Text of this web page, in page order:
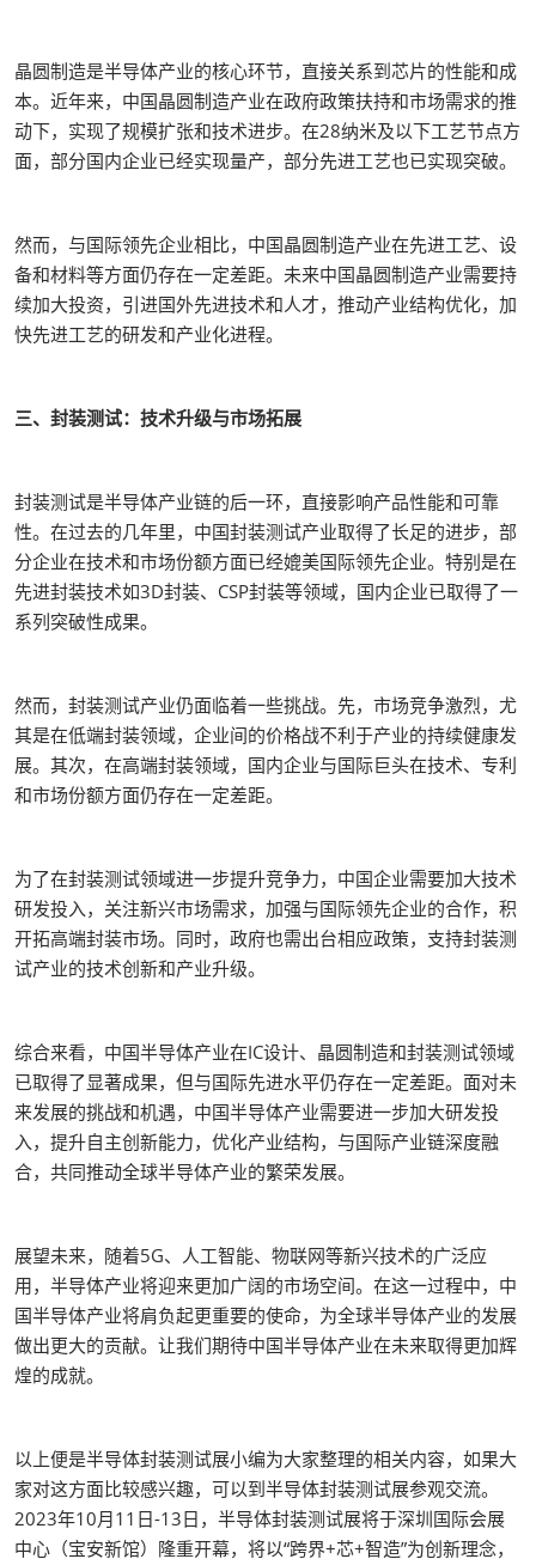
晶圆制造是半导体产业的核心环节，直接关系到芯片的性能和成
本。近年来，中国晶圆制造产业在政府政策扶持和市场需求的推
动下，实现了规模扩张和技术进步。在28纳米及以下工艺节点方
面，部分国内企业已经实现量产，部分先进工艺也已实现突破。
然而，与国际领先企业相比，中国晶圆制造产业在先进工艺、设
备和材料等方面仍存在一定差距。未来中国晶圆制造产业需要持
续加大投资，引进国外先进技术和人才，推动产业结构优化，加
快先进工艺的研发和产业化进程。
三、封装测试：技术升级与市场拓展
封装测试是半导体产业链的后一环，直接影响产品性能和可靠
性。在过去的几年里，中国封装测试产业取得了长足的进步，部
分企业在技术和市场份额方面已经媲美国际领先企业。特别是在
先进封装技术如3D封装、CSP封装等领域，国内企业已取得了一
系列突破性成果。
然而，封装测试产业仍面临着一些挑战。先，市场竞争激烈，尤
其是在低端封装领域，企业间的价格战不利于产业的持续健康发
展。其次，在高端封装领域，国内企业与国际巨头在技术、专利
和市场份额方面仍存在一定差距。
为了在封装测试领域进一步提升竞争力，中国企业需要加大技术
研发投入，关注新兴市场需求，加强与国际领先企业的合作，积
开拓高端封装市场。同时，政府也需出台相应政策，支持封装测
试产业的技术创新和产业升级。
综合来看，中国半导体产业在IC设计、晶圆制造和封装测试领域
已取得了显著成果，但与国际先进水平仍存在一定差距。面对未
来发展的挑战和机遇，中国半导体产业需要进一步加大研发投
入，提升自主创新能力，优化产业结构，与国际产业链深度融
合，共同推动全球半导体产业的繁荣发展。
展望未来，随着5G、人工智能、物联网等新兴技术的广泛应
用，半导体产业将迎来更加广阔的市场空间。在这一过程中，中
国半导体产业将肩负起更重要的使命，为全球半导体产业的发展
做出更大的贡献。让我们期待中国半导体产业在未来取得更加辉
煌的成就。
以上便是半导体封装测试展小编为大家整理的相关内容，如果大
家对这方面比较感兴趣，可以到半导体封装测试展参观交流。
2023年10月11日-13日，半导体封装测试展将于深圳国际会展
中心（宝安新馆）隆重开幕，将以“跨界+芯+智造”为创新理念，